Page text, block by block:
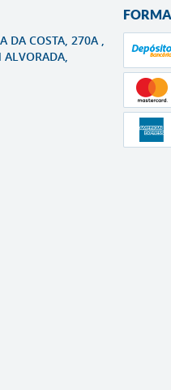
DA COSTA, 270A ,
ALVORADA,